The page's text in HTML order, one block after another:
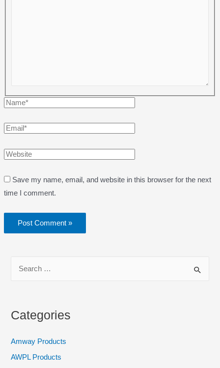
Name*
Email*
Website
Save my name, email, and website in this browser for the next
time I comment.
c
Categories
Amway Products
AWPL Products